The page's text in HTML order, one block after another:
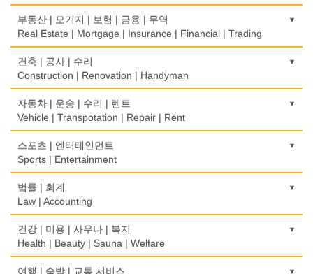
식당장비
Food Equipment
식품점
Korean Food
Food Manufacturing
와인제조
Wine Maker
정육점
제과점
Bakery
식품도매
Food Distributors
Psychologist/Psychiatrist
안경점
Optical Stores
의료기구
Medical Instruments
Denturist
한의원/한약
약국
의사-내과
Internal Medicine
Children's Ware
Wedding
인터넷 쇼핑
Internet Shopping
결혼상담
Marriage Consulting
Florist
모피점
백화점/선물센터
사무기기
Office Equipment
사무용품/문방구
Stationery/Office Equipment
Book Store
운전학원
Driving School
한글학교
Korean Language School
Boarding House
학교/학원
School/Academy
금전등록기
Cash Register
인터넷 서비스/까페
Internet Service/Cafe
Electronic Goods Sales/Repair
Telephone/Communication Service
컴퓨터 판매/수리
Computer Sales/Repair
부동산 | 모기지 | 보험 | 금융 | 무역
Real Estate | Mortgage | Insurance | Financial | Trading
도매
Wholesale
모기지
Mortgage
International Trade
Insurance/Investment/Finance
부동산 관리
Property Management
채무조정
Bankruptcy
건축 | 공사 | 수리
Construction | Renovation | Handyman
건축시공/개조
Construction/Home Renovation
건축설계사
Architect
Architecture
Home Inspection
간판
자동차 | 운송 | 수리 | 렌트
Vehicle | Transpotation | Repair | Rent
운송/통관/이삿짐
Transportation/Moving
택배
Courier Service
Taxi Service
스포츠 | 엔터테인먼트
Sports | Entertainment
골프장비
Golf Equipment
골프장
Golf/Country Club
가라오케/노래방/카페
법률 | 회계
Law | Accounting
교통위반티켓
Traffic Ticket
공인회계사(CPA)
건강 | 미용 | 사우나 | 복지
Health | Beauty | Sauna | Welfare
건강상담/식품/정보
여행 | 숙박 | 교통 서비스